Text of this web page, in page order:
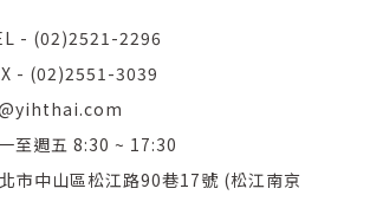
- (02)2521-2296
- (02)2551-3039
至週五 8:30 ~ 17:30
市中山區松江路90巷17號 (松江南京